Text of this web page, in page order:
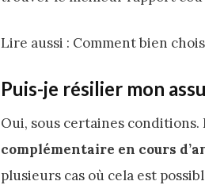
Lire aussi : Comment bien
Puis-je résilier mon
Oui, sous certaines
complémentaire en cours
plusieurs cas où cela est